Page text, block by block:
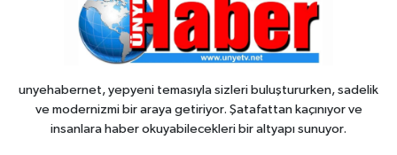
unyehabernet, yepyeni temasıyla sizleri buluştururken, sadelik
ve modernizmi bir araya getiriyor. Şatafattan kaçınıyor ve
insanlara haber okuyabilecekleri bir altyapı sunuyor.